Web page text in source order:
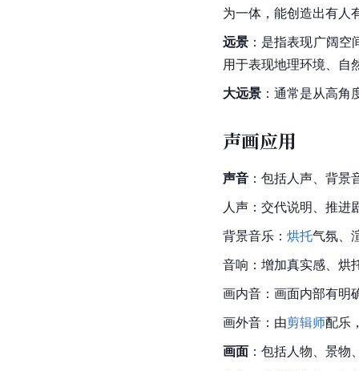
为一体，能创造出有人
远景 ：是指表现广阔
用于表现地理环境、自
大远景 ：通常是从高
声画应用
声音 ：包括人声、背
人声：交代说明、推进
背景音乐： 烘托气氛、
音响：增加真实感、烘
画内音：画面内部有明
画外音：由剪辑师配乐
画面 ：包括人物、景物